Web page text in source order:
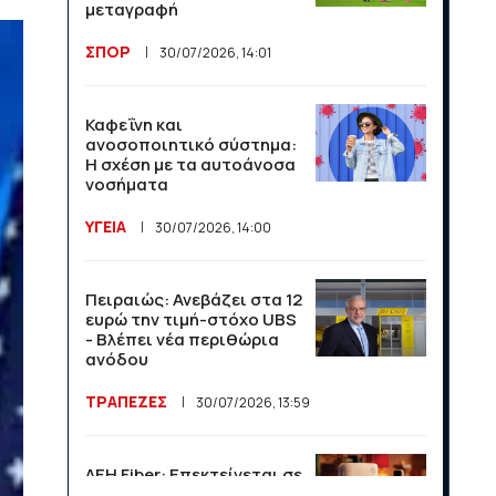
Νορβηγίας
ΣΠΟΡ 13/07/2026, 13:50
Η Παραγουανή
γερουσιαστής απειλεί με
μήνυση τον Κιλιάν Εμπαπέ
Τουρισμός: Διψήφια
πεντάμηνο
ΟΙΚΟΝΟΜΙΑ 21/07/2026, 12:34
Οι ΗΠΑ κλιμακώνουν τη
ΔΙΕΘΝΗ 16/07/2026, 11:10
120 εκατομμύρια και ένα
μπλε τικ: η Ευρώπη δείχνει
μεταγραφή
ΣΠΟΡ 30/07/2026, 14:01
Καφεΐνη και
ανοσοποιητικό σύστημα:
Η σχέση με τα αυτοάνοσα
νοσήματα
ΥΓΕΙΑ 30/07/2026, 14:00
Πειραιώς: Ανεβάζει στα 12
ευρώ την τιμή-στόχο UBS
- Βλέπει νέα περιθώρια
ανόδου
ΤΡΑΠΕΖΕΣ 30/07/2026, 13:59
ΔΕΗ Fiber: Επεκτείνεται σε